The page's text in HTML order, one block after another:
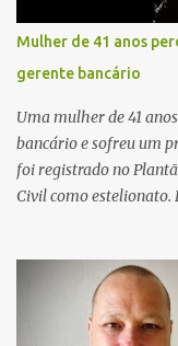
Mulher de 41 anos
gerente bancário
Uma mulher de 41
bancário e sofreu um
foi registrado no
Civil como estelionato.
suspeito alegou que
e passou a orientar a
ser realizados. Dias